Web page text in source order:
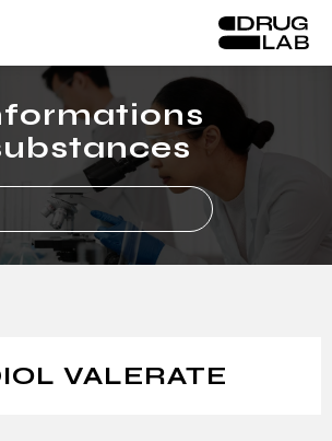
Infos substances Urgences Espace pro
VALERATE